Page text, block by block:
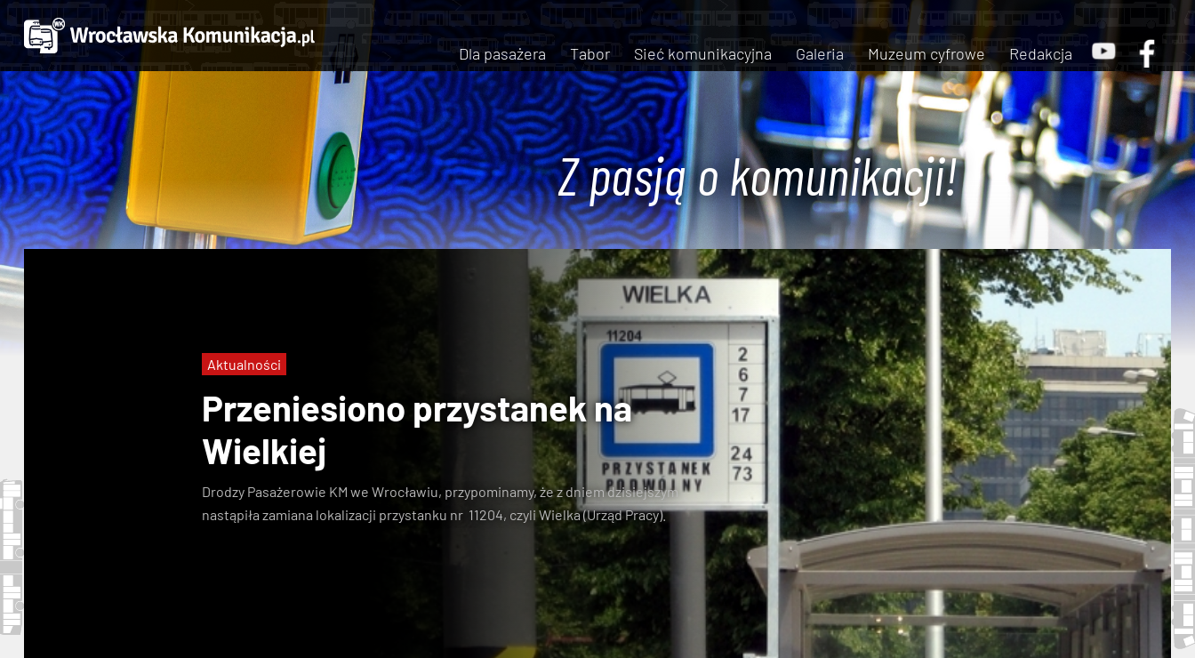
Dla pasażera Tabor Sieć komunikacyjna Galeria Muzeum cyfrowe Redakcja
Z pasją o komunikacji!
Przeniesiono przystanek na
Wielkiej
Drodzy Pasażerowie KM we Wrocławiu, przypominamy, że z dniem dzisiejszym
nastąpiła zamiana lokalizacji przystanku nr 11204, czyli Wielka (Urząd Pracy).
Aktualności